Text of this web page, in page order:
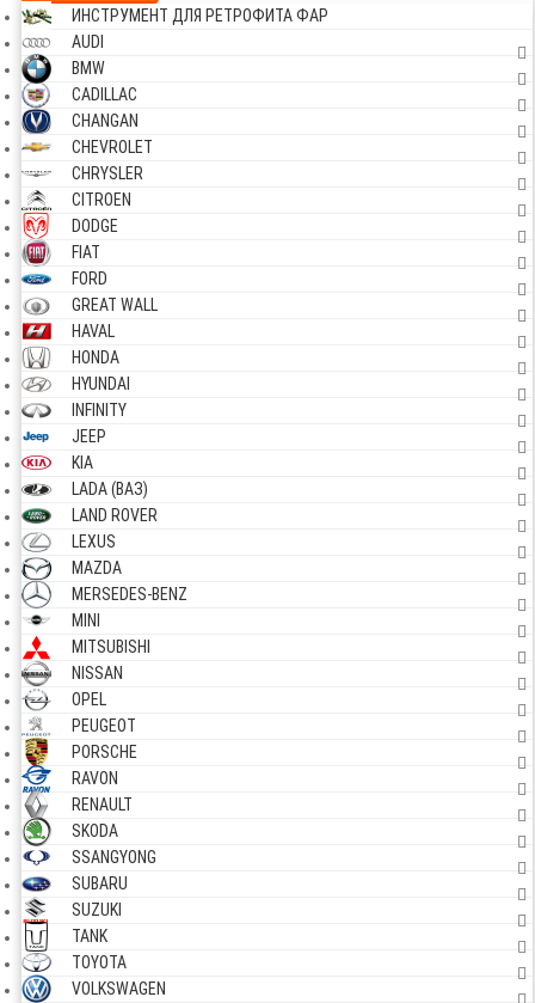
ИНСТРУМЕНТ ДЛЯ РЕТРОФИТА ФАР
AUDI
BMW
CADILLAC
CHANGAN
CHEVROLET
CHRYSLER
CITROEN
DODGE
FIAT
FORD
GREAT WALL
HAVAL
HONDA
HYUNDAI
INFINITY
JEEP
KIA
LADA (ВАЗ)
LAND ROVER
LEXUS
MAZDA
MERSEDES-BENZ
MINI
MITSUBISHI
NISSAN
OPEL
PEUGEOT
PORSCHE
RAVON
RENAULT
SKODA
SSANGYONG
SUBARU
SUZUKI
TANK
TOYOTA
VOLKSWAGEN